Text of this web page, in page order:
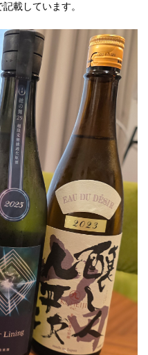
載しています。